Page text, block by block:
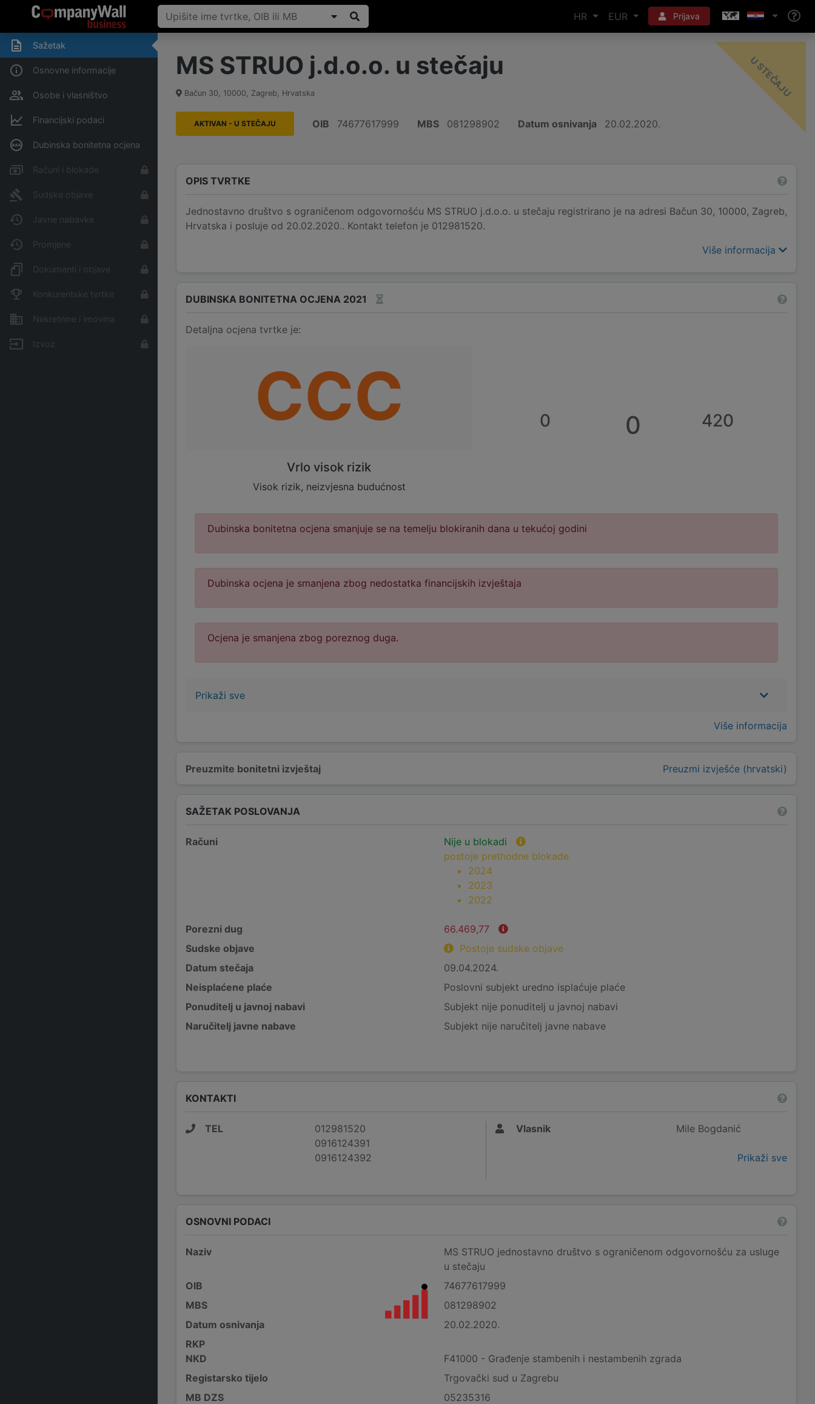
HR EUR Prijava
Sažetak
Osnovne informacije
Osobe i vlasništvo
Financijski podaci
Dubinska bonitetna ocjena
Računi i blokade
Sudske objave
Javne nabavke
Promjene
Dokumenti i objave
Konkurentske tvrtke
Nekretnine i imovina
Izvoz
MS STRUO j.d.o.o. u stečaju
Bačun 30, 10000, Zagreb, Hrvatska -
U
AKTIVAN - U STEČAJU OIB 74677617999 MBS 081298902 Datum osnivanja 20.02.2020.
OPIS TVRTKE
Jednostavno društvo s ograničenom odgovornošću MS STRUO j.d.o.o. u stečaju registrirano je na adresi Bačun 30, 10000, Zagreb,
Hrvatska i posluje od 20.02.2020.. Kontakt telefon je 012981520.
Više informacija
Preuzmite bonitetni izvještaj Preuzmi izvješće (hrvatski)
DUBINSKA BONITETNA OCJENA 2021
Detaljna ocjena tvrtke je:
CCC
Vrlo visok rizik
Visok rizik, neizvjesna budućnost
0 0 420
Dubinska bonitetna ocjena smanjuje se na temelju blokiranih dana u tekućoj godini
Dubinska ocjena je smanjena zbog nedostatka financijskih izvještaja
Ocjena je smanjena zbog poreznog duga.
Prikaži sve
Više informacija
SAŽETAK POSLOVANJA
Računi
Nije u blokadi
postoje prethodne blokade
2024
2023
2022
Porezni dug
66.469,77
Sudske objave
Postoje sudske objave
Datum stečaja
09.04.2024.
Neisplaćene plaće
Poslovni subjekt uredno isplaćuje plaće
Ponuditelj u javnoj nabavi
Subjekt nije ponuditelj u javnoj nabavi
Naručitelj javne nabave
Subjekt nije naručitelj javne nabave
KONTAKTI
TEL
012981520
0916124391
0916124392
Vlasnik Mile Bogdanić
Prikaži sve
OSNOVNI PODACI
Naziv
MS STRUO jednostavno društvo s ograničenom odgovornošću za usluge
u stečaju
OIB
74677617999
MBS
081298902
Datum osnivanja
20.02.2020.
RKP
NKD
F41000 - Građenje stambenih i nestambenih zgrada
Registarsko tijelo
Trgovački sud u Zagrebu
MB DZS
05235316